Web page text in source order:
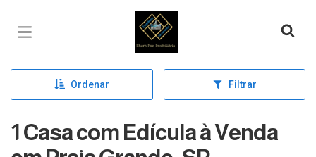
Página inicial
Ordenar Filtrar
1 Casa com Edícula à Venda